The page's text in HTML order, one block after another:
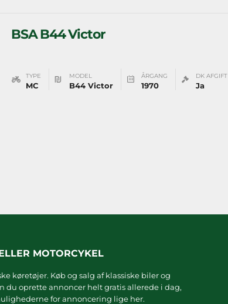
BSA B44 Victor
TYPE
MC
MODEL
B44 Victor
ÅRGANG
1970
DK AFGIFT
Ja
MOTORCYKEL
køretøjer. Køb og salg af klassiske biler og
du oprette annoncer helt gratis allerede i dag,
for annoncering lige her.